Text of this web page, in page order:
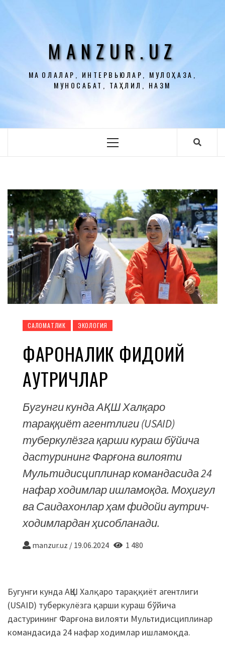
MANZUR.UZ
МАҚОЛАЛАР, ИНТЕРВЬЮЛАР, МУЛОҲАЗА,
МУНОСАБАТ, ТАҲЛИЛ, НАЗМ
меню
CАЛОМАТЛИК ЭКОЛОГИЯ
ФАРҒОНАЛИК ФИДОИЙ
АУТРИЧЛАР
Бугунги кунда АҚШ Халқаро
тараққиёт агентлиги (USAID)
туберкулёзга қарши кураш бўйича
дастурининг Фарғона вилояти
Мультидисциплинар командасида 24
нафар ходимлар ишламоқда. Моҳигул
ва Саидахонлар ҳам фидойи аутрич-
ходимлардан ҳисобланади.
manzur.uz / 19.06.2024 1 480
Бугунги кунда АҚШ Халқаро тараққиёт агентлиги
(USAID) туберкулёзга қарши кураш бўйича
дастурининг Фарғона вилояти Мультидисциплинар
командасида 24 нафар ходимлар ишламоқда.